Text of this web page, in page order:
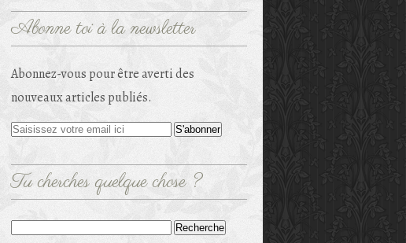
Abonne toi à la newsletter
Abonnez-vous pour être averti des
nouveaux articles publiés.
Tu cherches quelque chose ?